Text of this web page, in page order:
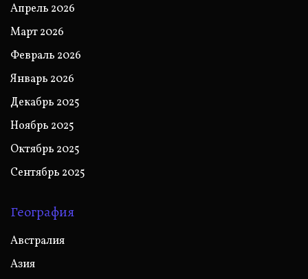
Апрель 2026
Март 2026
Февраль 2026
Январь 2026
Декабрь 2025
Ноябрь 2025
Октябрь 2025
Сентябрь 2025
География
Австралия
Азия